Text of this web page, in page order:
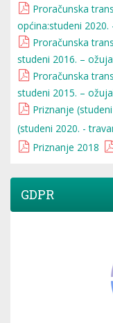
Proračunska
općina:studeni 2020.
Proračunska
studeni 2016. –
Proračunska
studeni 2015. –
Priznanje
(studeni 2020. -
Priznanje 2018
GDPR